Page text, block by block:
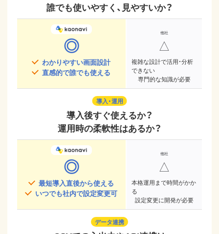
誰でも使いやすく、見やすいか？
◎
わかりやすい画面設計
直感的で誰でも使える
△
複雑な設計で活用・分析
できない
専門的な知識が必要
導入・運用
導入後すぐ使えるか？
運用時の柔軟性はあるか？
◎
最短導入直後から使える
いつでも社内で設定変更可
△
本格運用まで時間がかか
る
設定変更に開発が必要
データ連携